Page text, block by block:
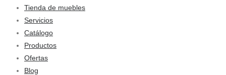
Tienda de muebles
Servicios
Catálogo
Productos
Ofertas
Blog